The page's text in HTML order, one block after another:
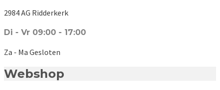
2984 AG Ridderkerk
Di - Vr 09:00 - 17:00
Za - Ma Gesloten
Webshop